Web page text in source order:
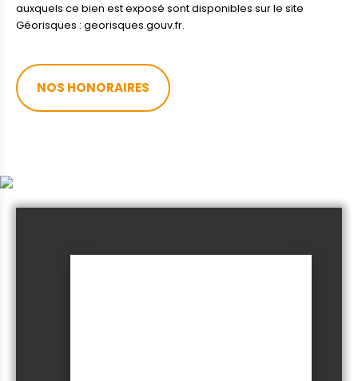
auxquels ce bien est exposé sont disponibles sur le site
Géorisques : georisques.gouv.fr.
NOS HONORAIRES